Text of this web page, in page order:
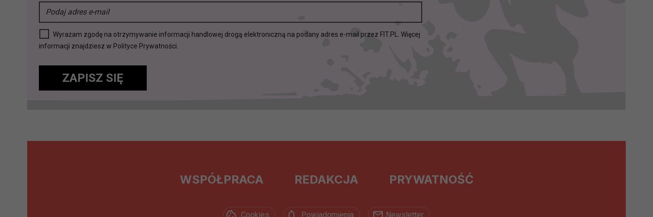
Wyrażam zgodę na otrzymywanie informacji handlowej drogą elektroniczną na podany adres e-mail przez FIT.PL. Więcej
informacji znajdziesz w Polityce Prywatności.
ZAPISZ SIĘ
WSPÓŁPRACA REDAKCJA PRYWATNOŚĆ
Cookies Powiadomienia Newsletter